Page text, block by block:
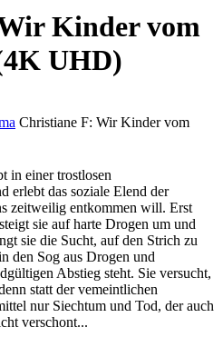
Kinder vom
UHD)
Christiane F: Wir Kinder vom
in einer trostlosen
erlebt das soziale Elend der
zeitweilig entkommen will. Erst
sie auf harte Drogen um und
sie die Sucht, auf den Strich zu
den Sog aus Drogen und
Abstieg steht. Sie versucht,
statt der vemeintlichen
nur Siechtum und Tod, der auch
verschont...